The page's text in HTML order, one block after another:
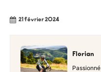
21 février 2024
Florian